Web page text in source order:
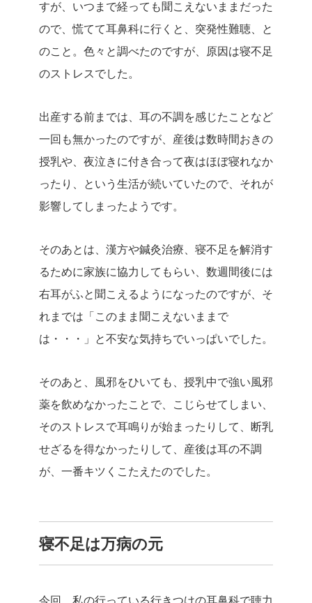
すが、いつまで経っても聞こえないままだった
ので、慌てて耳鼻科に行くと、突発性難聴、と
のこと。色々と調べたのですが、原因は寝不足
のストレスでした。
出産する前までは、耳の不調を感じたことなど
一回も無かったのですが、産後は数時間おきの
授乳や、夜泣きに付き合って夜はほぼ寝れなか
ったり、という生活が続いていたので、それが
影響してしまったようです。
そのあとは、漢方や鍼灸治療、寝不足を解消す
るために家族に協力してもらい、数週間後には
右耳がふと聞こえるようになったのですが、そ
れまでは「このまま聞こえないままで
は・・・」と不安な気持ちでいっぱいでした。
そのあと、風邪をひいても、授乳中で強い風邪
薬を飲めなかったことで、こじらせてしまい、
そのストレスで耳鳴りが始まったりして、断乳
せざるを得なかったりして、産後は耳の不調
が、一番キツくこたえたのでした。
寝不足は万病の元
今回、私の行っている行きつけの耳鼻科で聴力